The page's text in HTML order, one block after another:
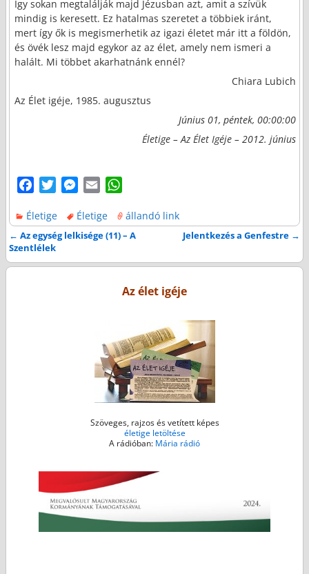
Így sokan megtalálják majd Jézusban azt, amit a szívük
mindig is keresett. Ez hatalmas szeretet a többiek iránt,
mert így ők is megismerhetik az igazi életet már itt a földön,
és övék lesz majd egykor az az élet, amely nem ismeri a
halált. Mi többet akarhatnánk ennél?
Chiara Lubich
Az Élet igéje, 1985. augusztus
Június 01, péntek, 00:00:00
Életige – Az Élet Igéje – 2012. június
c
e
b
o
i
t
t
e
M
s
s
n
a
i
a
t
A
p
p
Életige Életige állandó link
Bejegyzés navigáció
← Az egység lelkisége (11) – A
Szentlélek
Jelentkezés a Genfestre →
Az élet igéje
Szöveges, rajzos és vetített képes
életige letöltése
A rádióban: Mária rádió